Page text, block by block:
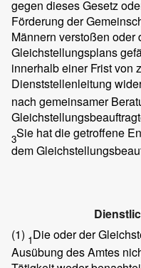
gegen dieses Gesetz
Förderung der
Männern verstoßen oder
Gleichstellungsplans
innerhalb einer Frist von
Dienststellenleitung
nach gemeinsamer
3Sie hat die getroffene
dem
(1) 1Die oder der
Ausübung des Amtes